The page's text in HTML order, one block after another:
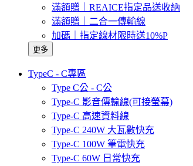
滿額贈｜REAICE指定品送收納
滿額贈｜二合一傳輸線
加碼｜指定線材限時送10%P
更多
TypeC - C專區
Type C公 - C公
Type-C 影音傳輸線(可接螢幕)
Type-C 高速資料線
Type-C 240W 大瓦數快充
Type-C 100W 筆電快充
Type-C 60W 日常快充